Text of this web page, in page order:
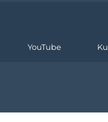
YouTube